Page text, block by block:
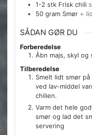
1-2 stk Frisk chili
50 gram Smør +
SÅDAN GØR DU
Forberedelse
Åbn majs, skyl og
Tilberedelse
Smelt lidt smør
ved lav-middel
chilien.
Varm det hele
smør og lad det
servering